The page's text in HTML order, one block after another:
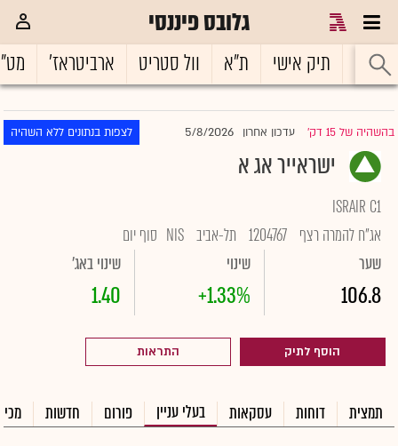
גלובס פיננסי
ראשי תיק אישי ת"א וול סטריט ארביטראז'
בהשהיה של 15 דק' |עדכון אחרון 5/8/2026 לצפות בנתונים ללא השהיה
ישראייר אג א
ISRAIR C1
אג"ח להמרה רצף 1204767 תל-אביב NIS סוף יום
שער
106.8
שינוי
+1.33%
שינוי באג'
1.40
הוסף לתיק התראות
תמצית דוחות עסקאות בעלי עניין פורום חדשות